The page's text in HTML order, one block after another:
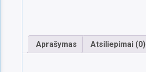
Aprašymas Atsiliepimai (0)